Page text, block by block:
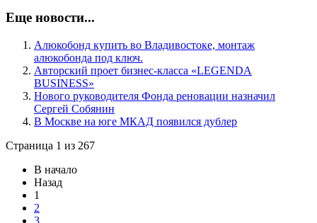
Еще новости...
Алюкобонд купить во Владивостоке, монтаж
алюкобонда под ключ.
Авторский проет бизнес-класса «LEGENDA
BUSINESS»
Нового руководителя Фонда реновации назначил
Сергей Собянин
В Москве на юге МКАД появился дублер
Страница 1 из 267
В начало
Назад
1
2
3